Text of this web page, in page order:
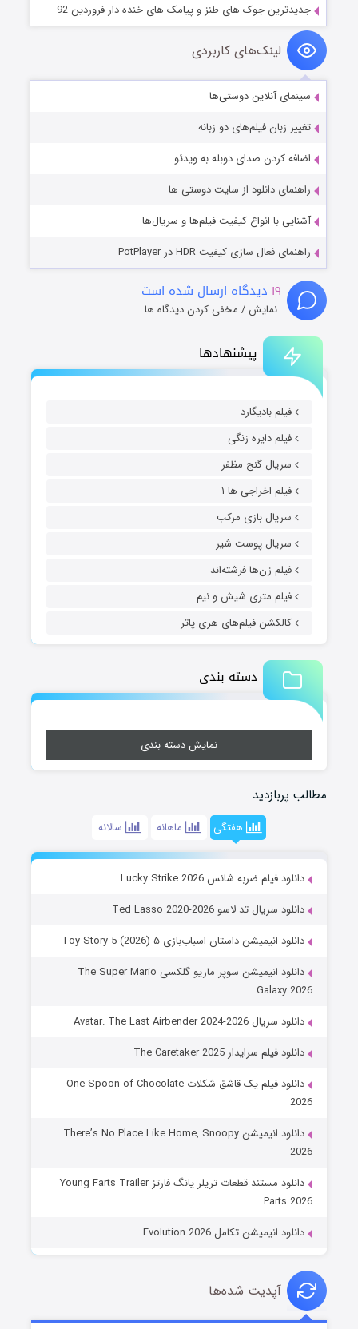
پیشنهادها
فیلم بادیگارد
فیلم دایره زنگی
سریال گنج مظفر
فیلم اخراجی ها ۱
سریال بازی مرکب
سریال پوست شیر
فیلم زن‌ها فرشته‌اند
فیلم متری شیش و نیم
کالکشن فیلم‌های هری پاتر
دسته بندی
نمایش دسته بندی
مطالب پربازدید
هفتگی ماهانه سالانه
دانلود فیلم ضربه شانس Lucky Strike 2026
دانلود سریال تد لاسو Ted Lasso 2020-2026
دانلود انیمیشن داستان اسباب‌بازی ۵ Toy Story 5 (2026)
دانلود انیمیشن سوپر ماریو گلکسی The Super Mario
Galaxy 2026
دانلود سریال Avatar: The Last Airbender 2024-2026
دانلود فیلم سرایدار The Caretaker 2025
دانلود فیلم یک قاشق شکلات One Spoon of Chocolate
2026
دانلود انیمیشن There’s No Place Like Home, Snoopy
2026
دانلود مستند قطعات تریلر یانگ فارتز Young Farts Trailer
Parts 2026
دانلود انیمیشن تکامل Evolution 2026
جدیدترین جوک های طنز و پیامک های خنده دار فروردین 92
لینک‌های کاربردی
سینمای آنلاین دوستی‌ها
تغییر زبان فیلم‌های دو زبانه
اضافه کردن صدای دوبله به ویدئو
راهنمای دانلود از سایت دوستی ها
آشنایی با انواع کیفیت فیلم‌ها و سریال‌ها
راهنمای فعال سازی کیفیت HDR در PotPlayer
۱۹ دیدگاه ارسال شده است
نمایش / مخفی کردن دیدگاه ها
آپدیت شده‌ها